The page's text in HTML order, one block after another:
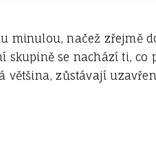
minulou, načež zřejmě
skupině se nachází ti, co
většina, zůstávají